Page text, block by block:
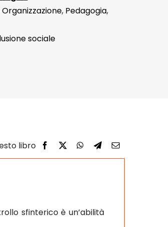
, Pedagogia,
sociale
sfinterico è un’abilità